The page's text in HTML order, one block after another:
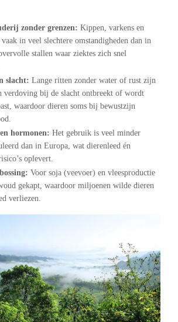
zonder grenzen: Kippen, varkens en
in veel slechtere omstandigheden dan in
stallen waar ziektes zich snel
slacht: Lange ritten zonder water of rust zijn
verdoving bij de slacht ontbreekt of wordt
waardoor dieren soms bij bewustzijn
hormonen: Het gebruik is veel minder
dan in Europa, wat dierenleed én
oplevert.
Voor soja (veevoer) en vleesproductie
gekapt, waardoor miljoenen wilde dieren
verliezen.